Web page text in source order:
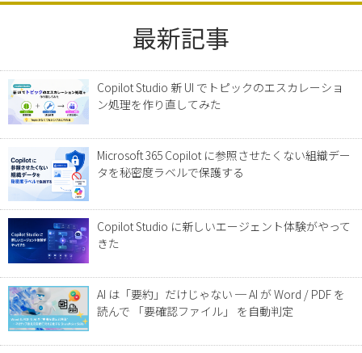
最新記事
Copilot Studio 新 UI でトピックのエスカレーショ
ン処理を作り直してみた
Microsoft 365 Copilot に参照させたくない組織デー
タを秘密度ラベルで保護する
Copilot Studio に新しいエージェント体験がやって
きた
AI は「要約」だけじゃない ─ AI が Word / PDF を
読んで 「要確認ファイル」 を自動判定